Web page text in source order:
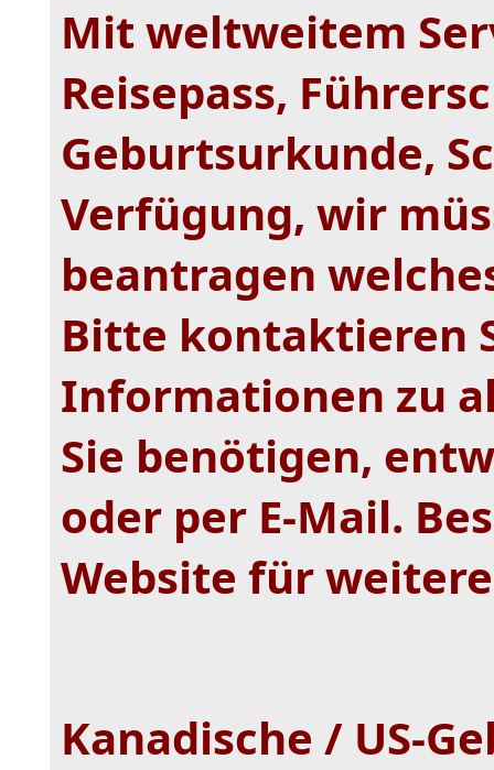
Mit weltweitem
Reisepass,
Geburtsurkunde,
Verfügung, wir
beantragen
Bitte kontaktieren
Informationen zu
Sie benötigen,
oder per E-Mail.
Website für
Kanadische / US-